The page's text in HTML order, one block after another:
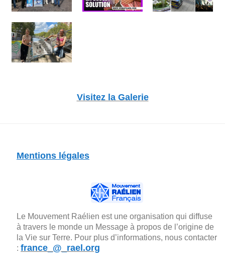
Visitez la Galerie
Mentions légales
Le Mouvement Raélien est une organisation qui diffuse
à travers le monde un Message à propos de l’origine de
la Vie sur Terre. Pour plus d’informations, nous contacter
: france_@_rael.org